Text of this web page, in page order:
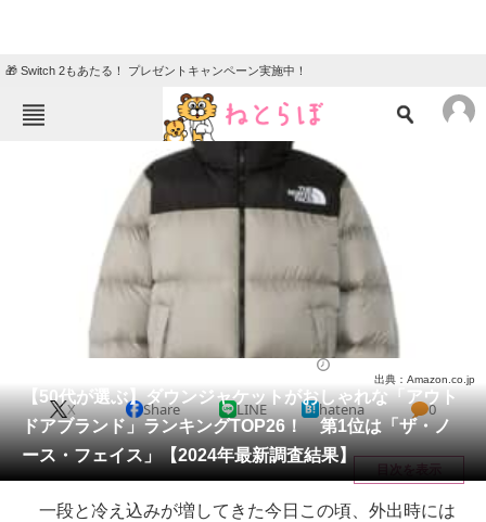
🎁 Switch 2もあたる！ プレゼントキャンペーン実施中！
教育・育児
リサーチ
会員記事
メディア
注目記事を集めた総合ページ
【50代が選ぶ】ダウンジャケットがおしゃれな「アウト
ドアブランド」ランキングTOP26！ 第1位は「ザ・ノ
ース・フェイス」【2024年最新調査結果】
出典：Amazon.co.jp
X Share LINE hatena 0
目次を表示
一段と冷え込みが増してきた今日この頃、外出時には